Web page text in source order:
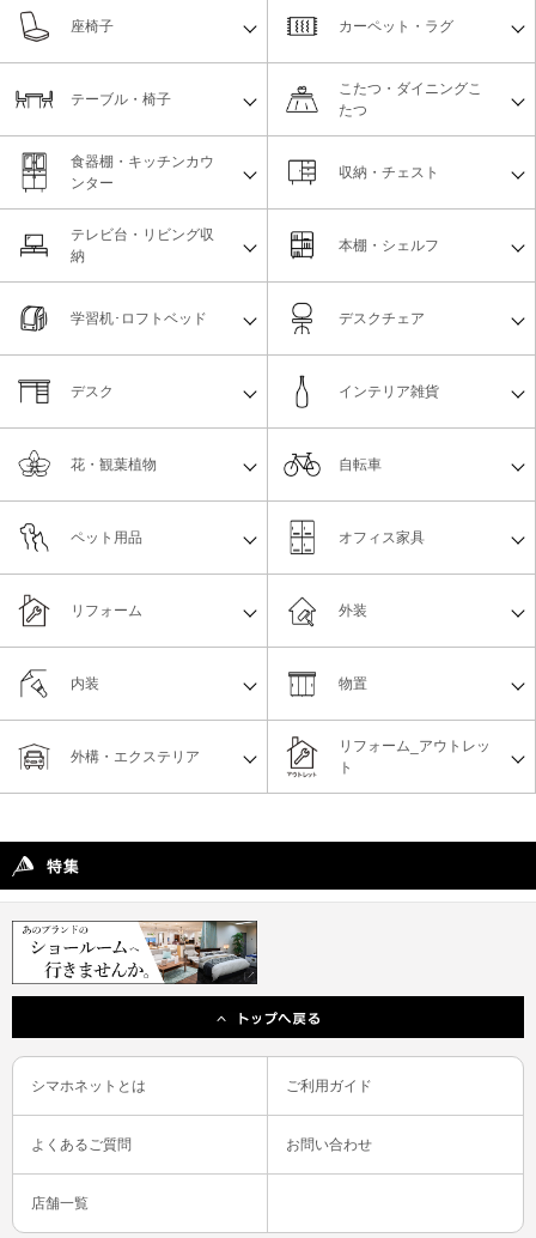
座椅子 カーペット・ラグ
テーブル・椅子
こたつ・ダイニングこ
たつ
食器棚・キッチンカウ
ンター
収納・チェスト
テレビ台・リビング収
納
本棚・シェルフ
学習机･ロフトベッド デスクチェア
デスク インテリア雑貨
花・観葉植物 自転車
ペット用品 オフィス家具
リフォーム
リフォーム_アウトレッ
ト
物置
外構・エクステリア
外装
内装
シマホネットとは ご利用ガイド
よくあるご質問 お問い合わせ
店舗一覧